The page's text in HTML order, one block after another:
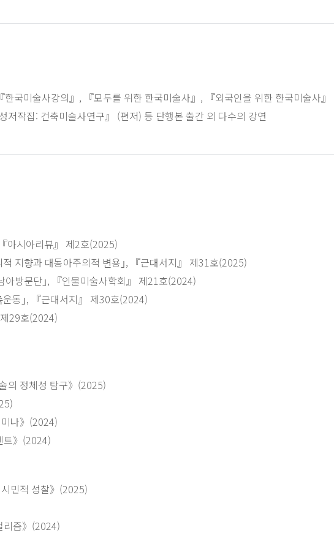
국미술사강의』, 『모두를 위한 한국미술사』, 『외국인을 위한 한국미술사』
작집: 건축미술사연구』 (편저) 등 단행본 출간 외 다수의 강연
｣, 『아시아리뷰』 제2호(2025)
지향과 대동아주의적 변용｣, 『근대서지』 제31호(2025)
동남아방문단｣, 『인물미술사학회』 제21호(2024)
민족운동｣, 『근대서지』 제30호(2024)
제29호(2024)
의 정체성 탐구》(2025)
나》(2024)
트》(2024)
민적 성찰》(2025)
리즘》(2024)